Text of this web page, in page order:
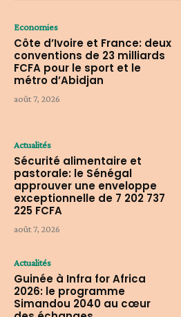
Economies
Côte d’Ivoire et France: deux
conventions de 23 milliards
FCFA pour le sport et le
métro d’Abidjan
août 7, 2026
Actualités
Sécurité alimentaire et
pastorale: le Sénégal
approuver une enveloppe
exceptionnelle de 7 202 737
225 FCFA
août 7, 2026
Actualités
Guinée à Infra for Africa
2026: le programme
Simandou 2040 au cœur